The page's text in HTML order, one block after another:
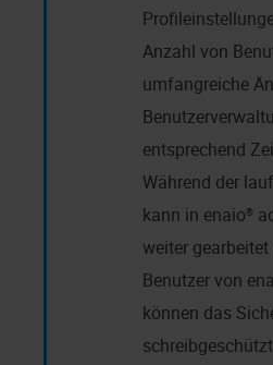
Anzahl von
umfangreiche
entsprechend
Während der
kann in enaio®
weiter
Benutzer von
können das